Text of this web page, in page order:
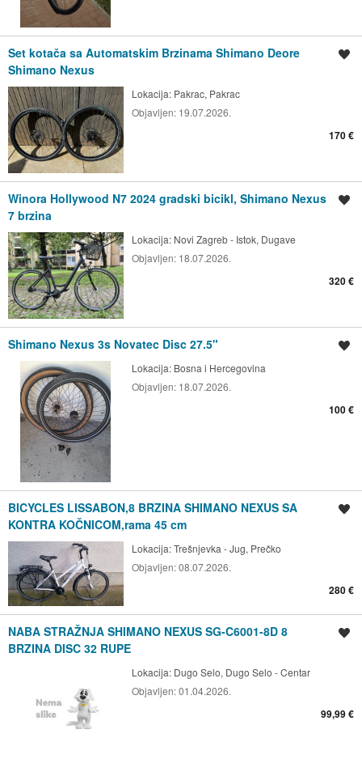
Set kotača sa Automatskim Brzinama Shimano Deore
Shimano Nexus
Lokacija: Pakrac, Pakrac
Objavljen: 19.07.2026.
170 €
Winora Hollywood N7 2024 gradski bicikl, Shimano Nexus
7 brzina
Lokacija: Novi Zagreb - Istok, Dugave
Objavljen: 18.07.2026.
320 €
Shimano Nexus 3s Novatec Disc 27.5"
Lokacija: Bosna i Hercegovina
Objavljen: 18.07.2026.
100 €
BICYCLES LISSABON,8 BRZINA SHIMANO NEXUS SA
KONTRA KOČNICOM,rama 45 cm
Lokacija:Trešnjevka - Jug, Prečko
Objavljen:08.07.2026.
280 €
NABA STRAŽNJA SHIMANO NEXUS SG-C6001-8D 8
BRZINA DISC 32 RUPE
Lokacija: Dugo Selo, Dugo Selo - Centar
Objavljen:01.04.2026.
99,99 €